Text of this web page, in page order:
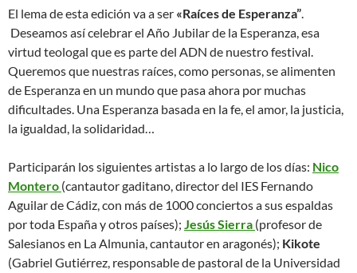
El lema de esta edición va a ser «Raíces de Esperanza”.
Deseamos así celebrar el Año Jubilar de la Esperanza, esa
virtud teologal que es parte del ADN de nuestro festival.
Queremos que nuestras raíces, como personas, se alimenten
de Esperanza en un mundo que pasa ahora por muchas
dificultades. Una Esperanza basada en la fe, el amor, la justicia,
la igualdad, la solidaridad…
Participarán los siguientes artistas a lo largo de los días: Nico
Montero (cantautor gaditano, director del IES Fernando
Aguilar de Cádiz, con más de 1000 conciertos a sus espaldas
por toda España y otros países); Jesús Sierra (profesor de
Salesianos en La Almunia, cantautor en aragonés); Kikote
(Gabriel Gutiérrez, responsable de pastoral de la Universidad